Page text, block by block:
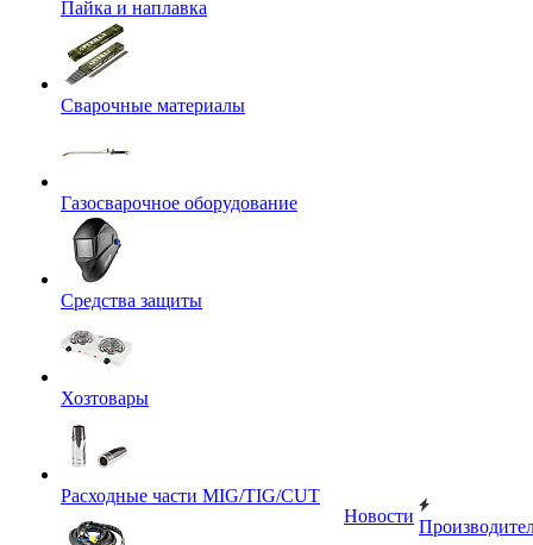
Пайка и наплавка
Сварочные материалы
Газосварочное оборудование
Средства защиты
Хозтовары
Расходные части MIG/TIG/CUT
Новости